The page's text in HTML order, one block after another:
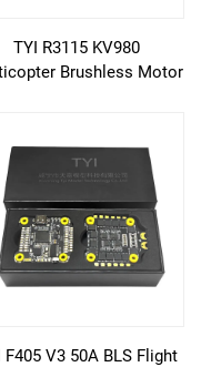
TYI R3115 KV980
Brushless Motor
F405 V3 50A BLS Flight